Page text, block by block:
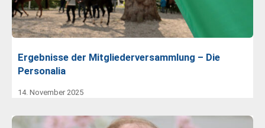
Ergebnisse der Mitgliederversammlung – Die
Personalia
14. November 2025